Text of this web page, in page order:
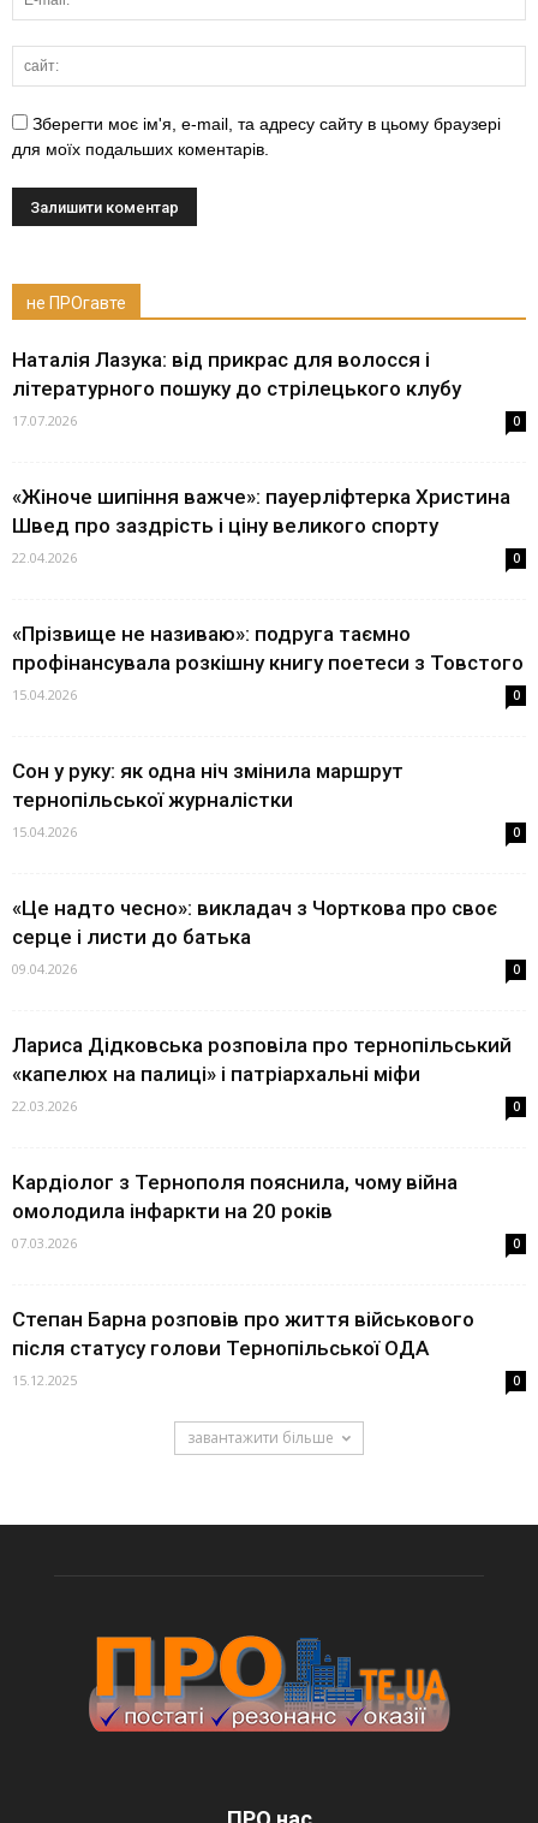
Зберегти моє ім'я, e-mail, та адресу сайту в цьому браузері
для моїх подальших коментарів.
не ПРОгавте
Наталія Лазука: від прикрас для волосся і
літературного пошуку до стрілецького клубу
17.07.2026 0
«Жіноче шипіння важче»: пауерліфтерка Христина
Швед про заздрість і ціну великого спорту
22.04.2026 0
«Прізвище не називаю»: подруга таємно
профінансувала розкішну книгу поетеси з Товстого
15.04.2026 0
Сон у руку: як одна ніч змінила маршрут
тернопільської журналістки
15.04.2026 0
«Це надто чесно»: викладач з Чорткова про своє
серце і листи до батька
09.04.2026 0
Лариса Дідковська розповіла про тернопільський
«капелюх на палиці» і патріархальні міфи
22.03.2026 0
Кардіолог з Тернополя пояснила, чому війна
омолодила інфаркти на 20 років
07.03.2026 0
Степан Барна розповів про життя військового
після статусу голови Тернопільської ОДА
15.12.2025 0
завантажити більше